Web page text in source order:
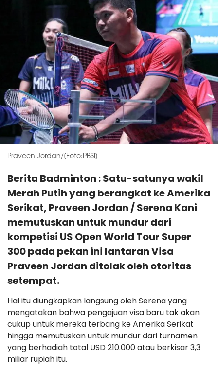
Praveen Jordan/[Foto:PBSI]
Berita Badminton : Satu-satunya wakil
Merah Putih yang berangkat ke Amerika
Serikat, Praveen Jordan / Serena Kani
memutuskan untuk mundur dari
kompetisi US Open World Tour Super
300 pada pekan ini lantaran Visa
Praveen Jordan ditolak oleh otoritas
setempat.
Hal itu diungkapkan langsung oleh Serena yang
mengatakan bahwa pengajuan visa baru tak akan
cukup untuk mereka terbang ke Amerika Serikat
hingga memutuskan untuk mundur dari turnamen
yang berhadiah total USD 210.000 atau berkisar 3,3
miliar rupiah itu.